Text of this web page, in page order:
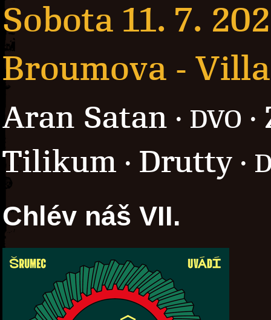
Sobota 11. 7.
Broumova -
Aran Satan · DVO ·
Tilikum · Drutty ·
Chlév náš VII.